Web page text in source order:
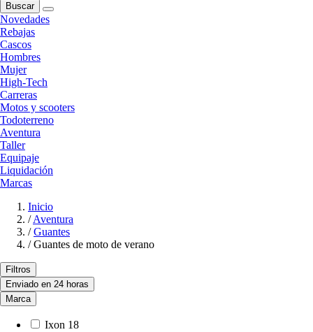
Buscar
Novedades
Rebajas
Cascos
Hombres
Mujer
High-Tech
Carreras
Motos y scooters
Todoterreno
Aventura
Taller
Equipaje
Liquidación
Marcas
Inicio
/ Aventura
/ Guantes
/ Guantes de moto de verano
Filtros
Enviado en 24 horas
Marca
Ixon 18